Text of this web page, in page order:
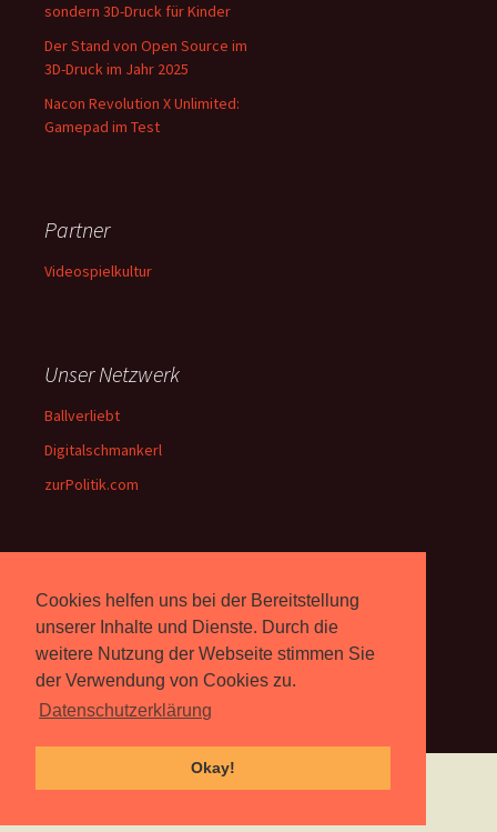
Cookies helfen uns bei der Bereitstellung
unserer Inhalte und Dienste. Durch die
weitere Nutzung der Webseite stimmen Sie
der Verwendung von Cookies zu.
Datenschutzerklärung
Okay!
sondern 3D-Druck für Kinder
Der Stand von Open Source im
3D-Druck im Jahr 2025
Nacon Revolution X Unlimited:
Gamepad im Test
Partner
Videospielkultur
Unser Netzwerk
Ballverliebt
Digitalschmankerl
zurPolitik.com
Über Uns
Rebell.atberichtet seit 2003
unabhängig über Computer-
und Videospiele. ( Impressum )